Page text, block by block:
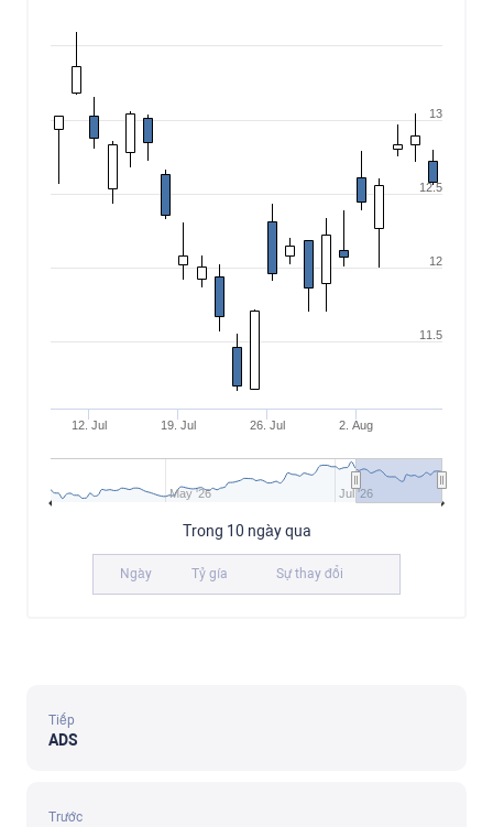
12. Jul 19. Jul 26. Jul 2. Aug
May '26 Jul '26
11.5
12
12.5
13
Trong 10 ngày qua
Ngày Tỷ gía Sự thay đổi
Tiếp
ADS
Trước